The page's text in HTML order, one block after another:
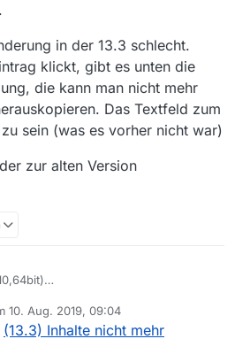
in der 13.3 schlecht.
klickt, gibt es unten die
die kann man nicht mehr
Das Textfeld zum
sein (was es vorher nicht war)
zur alten Version
viel schnelleren Eindruck,
zwischenversionen ja extrem
die ganz alten geworden waren.
eine Änderung in der 13.3
einen Eintrag klickt, gibt es unten
wieder zur alten Version
10. Aug. 2019, 09:04
von
(13.3) Inhalte nicht mehr